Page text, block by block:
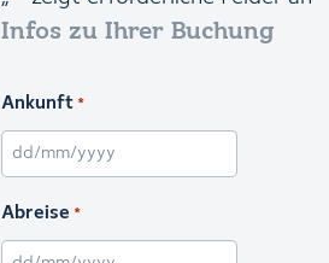
Infos zu Ihrer Buchung
Ankunft *
TT Schrägstrich MM Schrägstrich JJJJ
Abreise *